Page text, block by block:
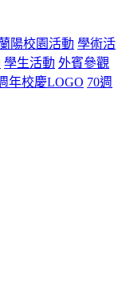
陽校園活動 學術活
學生活動 外賓參觀
年校慶LOGO 70週